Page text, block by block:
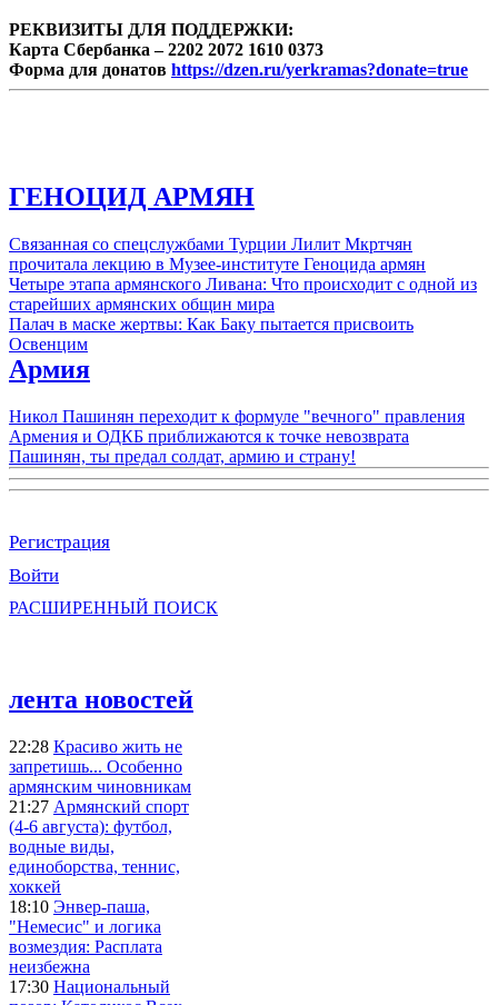
летию Российской и Ново-Нахичеванской
епархии Армянской Апостольской Церкви.
РЕКВИЗИТЫ ДЛЯ ПОДДЕРЖКИ:
Карта Сбербанка – 2202 2072 1610 0373
Форма для донатов https://dzen.ru/yerkramas?donate=true
ГЕНОЦИД АРМЯН
Связанная со спецслужбами Турции Лилит Мкртчян
прочитала лекцию в Музее-институте Геноцида армян
Четыре этапа армянского Ливана: Что происходит с одной из
старейших армянских общин мира
Палач в маске жертвы: Как Баку пытается присвоить
Освенцим
Армия
Никол Пашинян переходит к формуле "вечного" правления
Армения и ОДКБ приближаются к точке невозврата
Пашинян, ты предал солдат, армию и страну!
Регистрация
Войти
РАСШИРЕННЫЙ ПОИСК
лента новостей
22:28 Красиво жить не
запретишь... Особенно
армянским чиновникам
21:27 Армянский спорт
(4-6 августа): футбол,
водные виды,
единоборства, теннис,
хоккей
18:10 Энвер-паша,
"Немесис" и логика
возмездия: Расплата
неизбежна
17:30 Национальный